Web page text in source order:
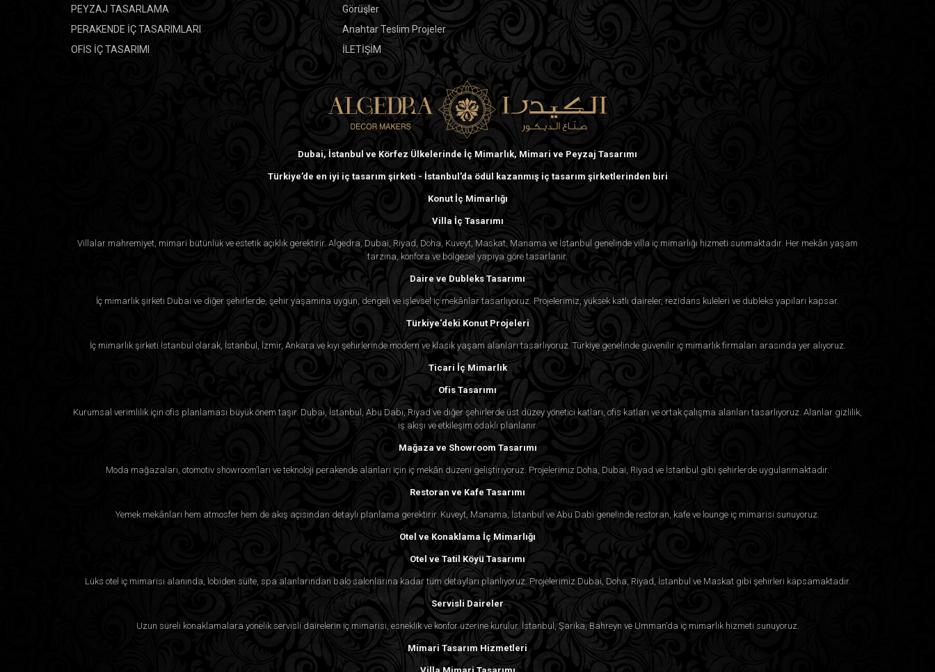
PEYZAJ TASARLAMA
PERAKENDE İÇ TASARIMLARI
OFİS İÇ TASARIMI
Görüşler
Anahtar Teslim Projeler
İLETİŞİM
Dubai, İstanbul ve Körfez Ülkelerinde İç Mimarlık, Mimari ve Peyzaj Tasarımı
Türkiye’de en iyi iç tasarım şirketi - İstanbul’da ödül kazanmış iç tasarım şirketlerinden biri
Konut İç Mimarlığı
Villa İç Tasarımı
Villalar mahremiyet, mimari bütünlük ve estetik açıklık gerektirir. Algedra, Dubai, Riyad, Doha, Kuveyt, Maskat, Manama ve İstanbul genelinde villa iç mimarlığı hizmeti sunmaktadır. Her mekân yaşam
tarzına, konfora ve bölgesel yapıya göre tasarlanır.
Daire ve Dubleks Tasarımı
İç mimarlık şirketi Dubai ve diğer şehirlerde, şehir yaşamına uygun, dengeli ve işlevsel iç mekânlar tasarlıyoruz. Projelerimiz, yüksek katlı daireler, rezidans kuleleri ve dubleks yapıları kapsar.
Türkiye'deki Konut Projeleri
İç mimarlık şirketi İstanbul olarak, İstanbul, İzmir, Ankara ve kıyı şehirlerinde modern ve klasik yaşam alanları tasarlıyoruz. Türkiye genelinde güvenilir iç mimarlık firmaları arasında yer alıyoruz.
Ticari İç Mimarlık
Ofis Tasarımı
Kurumsal verimlilik için ofis planlaması büyük önem taşır. Dubai, İstanbul, Abu Dabi, Riyad ve diğer şehirlerde üst düzey yönetici katları, ofis katları ve ortak çalışma alanları tasarlıyoruz. Alanlar gizlilik,
iş akışı ve etkileşim odaklı planlanır.
Mağaza ve Showroom Tasarımı
Moda mağazaları, otomotiv showroom’ları ve teknoloji perakende alanları için iç mekân düzeni geliştiriyoruz. Projelerimiz Doha, Dubai, Riyad ve İstanbul gibi şehirlerde uygulanmaktadır.
Restoran ve Kafe Tasarımı
Yemek mekânları hem atmosfer hem de akış açısından detaylı planlama gerektirir. Kuveyt, Manama, İstanbul ve Abu Dabi genelinde restoran, kafe ve lounge iç mimarisi sunuyoruz.
Otel ve Konaklama İç Mimarlığı
Otel ve Tatil Köyü Tasarımı
Lüks otel iç mimarisi alanında, lobiden süite, spa alanlarından balo salonlarına kadar tüm detayları planlıyoruz. Projelerimiz Dubai, Doha, Riyad, İstanbul ve Maskat gibi şehirleri kapsamaktadır.
Servisli Daireler
Uzun süreli konaklamalara yönelik servisli dairelerin iç mimarisi, esneklik ve konfor üzerine kurulur. İstanbul, Şarika, Bahreyn ve Umman’da iç mimarlık hizmeti sunuyoruz.
Mimari Tasarım Hizmetleri